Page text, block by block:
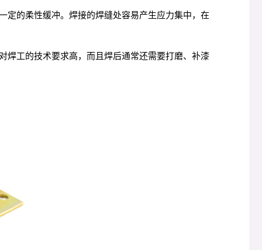
定的柔性缓冲。焊接的焊缝处容易产生应力集中，在
焊工的技术要求高，而且焊后通常还需要打磨、补漆